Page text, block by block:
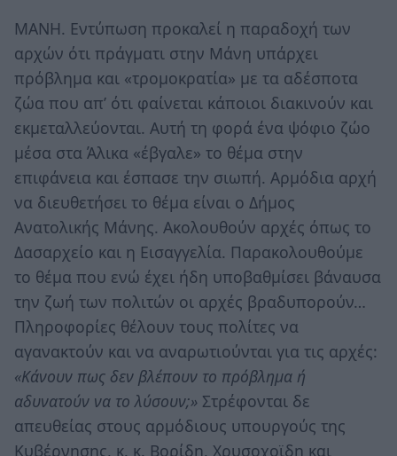
ΜΑΝΗ. Eντύπωση προκαλεί η παραδοχή των
αρχών ότι πράγματι στην Μάνη υπάρχει
πρόβλημα και «τρομοκρατία» με τα αδέσποτα
ζώα που απ’ ότι φαίνεται κάποιοι διακινούν και
εκμεταλλεύονται. Αυτή τη φορά ένα ψόφιο ζώο
μέσα στα Άλικα «έβγαλε» το θέμα στην
επιφάνεια και έσπασε την σιωπή. Αρμόδια αρχή
να διευθετήσει το θέμα είναι ο Δήμος
Ανατολικής Μάνης. Ακολουθούν αρχές όπως το
Δασαρχείο και η Εισαγγελία. Παρακολουθούμε
το θέμα που ενώ έχει ήδη υποβαθμίσει βάναυσα
την ζωή των πολιτών οι αρχές βραδυπορούν…
Πληροφορίες θέλουν τους πολίτες να
αγανακτούν και να αναρωτιούνται για τις αρχές:
«Κάνουν πως δεν βλέπουν το πρόβλημα ή
αδυνατούν να το λύσουν;» Στρέφονται δε
απευθείας στους αρμόδιους υπουργούς της
Κυβέρνησης, κ. κ. Βορίδη, Χρυσοχοϊδη και